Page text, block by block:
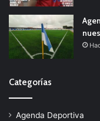
Categorías
Agenda Deportiva